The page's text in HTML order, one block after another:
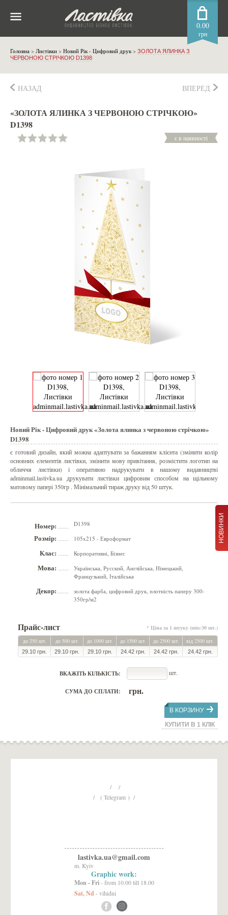
0.00
грн
Головна > Листівки > Новий Рік - Цифровий друк> ЗОЛОТА ЯЛИНКА З
ЧЕРВОНОЮ СТРІЧКОЮ D1398
НОВИНКИ
НАЗАД ВПЕРЕД
«ЗОЛОТА ЯЛИНКА З ЧЕРВОНОЮ СТРІЧКОЮ»
D1398
є в наявності
Новий Рік - Цифровий друк «Золота ялинка з червоною стрічкою»
D1398
є готовий дизайн, який можна адаптувати за бажанням клієнта (змінити колір
основних елементів листівки, змінити мову привітання, розмістити логотип на
обличчя листівки) і оперативно надрукувати в нашому видавництві
adminmail.lastivka.ua друкувати листівки цифровим способом на щільному
матовому папері 350гр . Мінімальний тираж друку від 50 штук.
Номер: D1398
Розмір: 105x215 - Евроформат
Клас: Корпоративні, Бізнес
Мова:
Українська, Русский, Англійська, Німецький,
Французький, Італійська
Декор:
золота фарба, цифровий друк, плотність паперу 300-
350гр/м2
Прайс-лист
* Ціна за 1 штуку (min:30 шт.)
до 250 шт.
до 500 шт. до 1000 шт. до 1500 шт. до 2500 шт. від 2500 шт.
29.10 грн. 29.10 грн. 29.10 грн. 24.42 грн. 24.42 грн. 24.42 грн.
ВКАЖІТЬ КІЛЬКІСТЬ: шт.
СУМА ДО СПЛАТИ: грн.
В КОРЗИНУ
КУПИТИ В 1 КЛІК
/ /
/ ( Telegram ) /
lastivka.ua@gmail.com
m. Kyiv
Graphic work:
Mon - Fri- from 10.00 till 18.00
Sat, Nd - vihidni